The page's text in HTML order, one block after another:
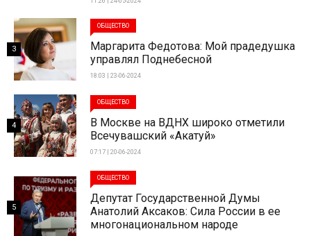
ОБЩЕСТВО
Маргарита Федотова: Мой прадедушка
управлял Поднебесной
18:03 | 23-06-2024
3
ОБЩЕСТВО
В Москве на ВДНХ широко отметили
Всечувашский «Акатуй»
07:17 | 20-06-2024
4
ОБЩЕСТВО
Депутат Государственной Думы
Анатолий Аксаков: Сила России в ее
многонациональном народе
5